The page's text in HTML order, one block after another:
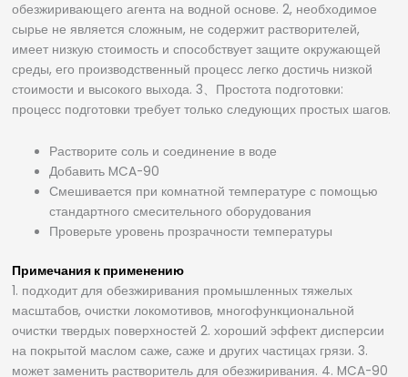
обезжиривающего агента на водной основе. 2, необходимое
сырье не является сложным, не содержит растворителей,
имеет низкую стоимость и способствует защите окружающей
среды, его производственный процесс легко достичь низкой
стоимости и высокого выхода. 3、Простота подготовки:
процесс подготовки требует только следующих простых шагов.
Растворите соль и соединение в воде
Добавить MCA-90
Смешивается при комнатной температуре с помощью
стандартного смесительного оборудования
Проверьте уровень прозрачности температуры
Примечания к применению
1. подходит для обезжиривания промышленных тяжелых
масштабов, очистки локомотивов, многофункциональной
очистки твердых поверхностей 2. хороший эффект дисперсии
на покрытой маслом саже, саже и других частицах грязи. 3.
может заменить растворитель для обезжиривания. 4. MCA-90